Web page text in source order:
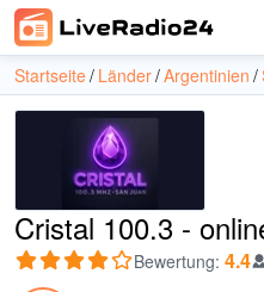
Startseite Länder Argentinien
Cristal 100.3 -
Bewertung: 4.4